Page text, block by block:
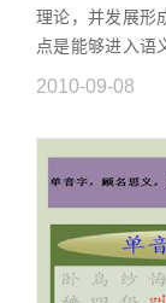
理论，并发展形
点是能够进入语
成了面向语句的
2010-09-08